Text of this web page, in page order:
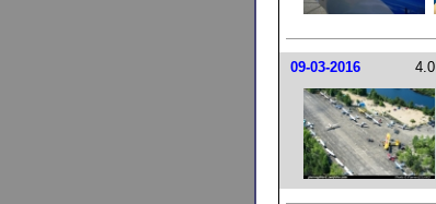
09-03-2016 4.0